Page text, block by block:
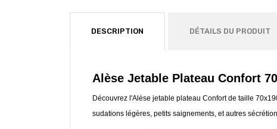
DESCRIPTION DÉTAILS DU PRODUIT
Alèse Jetable Plateau Confort
Découvrez l'Alèse jetable plateau Confort de taille
sudations légères, petits saignements, et autres